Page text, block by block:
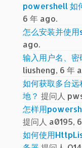
powershell 如
6 年 ago.
怎么安装并使
ago.
输入用户名、密
liusheng, 6 年
如何获取多台
地？ 提问人
怎样用
提问人 a0195,
如何使用